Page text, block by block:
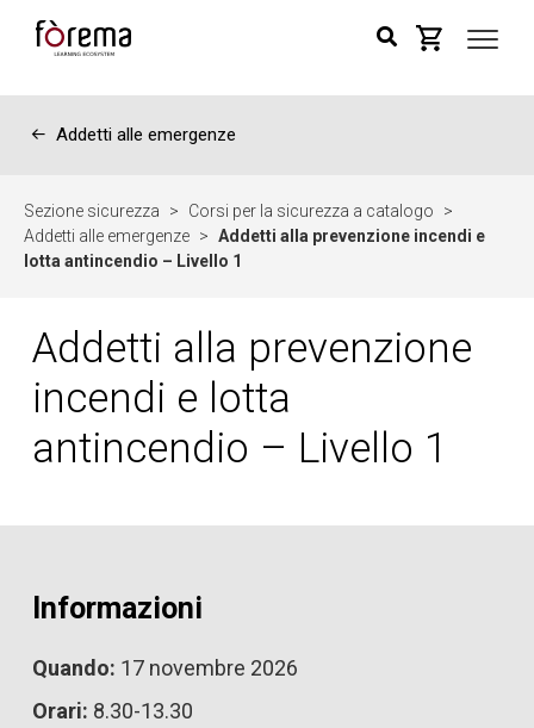
← Addetti alle emergenze
Sezione sicurezza > Corsi per la sicurezza a catalogo
>
Addetti alle emergenze > Addetti alla prevenzione incendi e
lotta antincendio – Livello 1
Addetti alla prevenzione
incendi e lotta
antincendio – Livello 1
Informazioni
Quando: 17 novembre 2026
Orari: 8.30-13.30